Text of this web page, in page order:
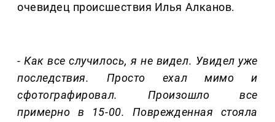
очевидец происшествия Илья Алканов.
- Как все случилось, я не видел. Увидел уже
последствия. Просто ехал мимо и
сфотографировал. Произошло все
примерно в 15-00. Поврежденная стояла